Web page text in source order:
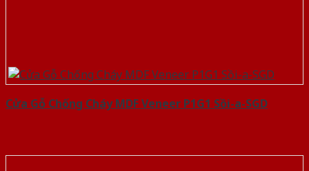
Cửa Gỗ Chống Cháy MDF Veneer P1G1 Sồi-a-SGD